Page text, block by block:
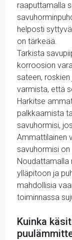
raaputtamalla
helposti
on tärkeää.
Tarkista
korroosion
sateen, roskien
varmista, että
Harkitse
palkkaamista
savuhormisi,
Ammattilainen
savuhormisi
Noudattamalla
ylläpitoon ja
mahdollisia
toiminnassa
Kuinka